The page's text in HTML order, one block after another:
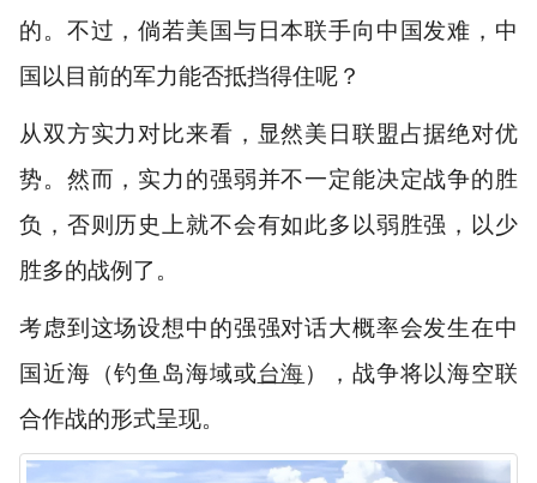
的。不过，倘若美国与日本联手向中国发难， 中
国以目前的军力能否抵挡得住呢？
从双方实力对比来看，显然美日联盟占据绝对优
势。然而，实力的强弱并不一定能决定战争的胜
负，否则历史上就不会有如此多以弱胜强， 以少
胜多的战例了。
考虑到这场设想中的强强对话大概率会发生在中
国近海（钓鱼岛海域或台海）， 战争将以海空联
合作战的形式呈现。